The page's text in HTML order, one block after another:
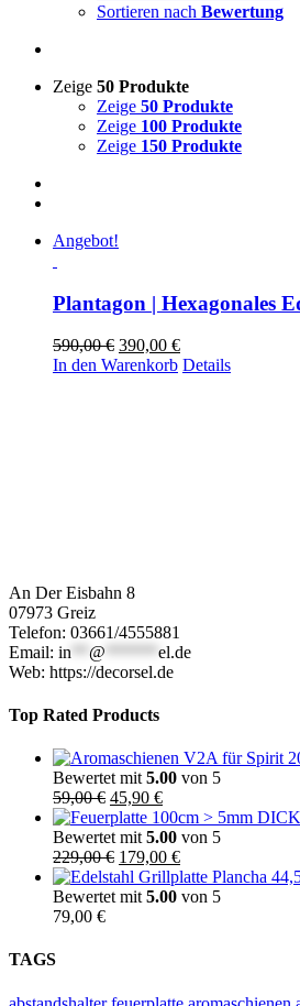
Sortieren nach Bewertung
Zeige 50 Produkte
Zeige 50 Produkte
Zeige 100 Produkte
Zeige 150 Produkte
Angebot!
Plantagon | Hexagonales
590,00€ Ursprünglicher
Preis
390,00 €Aktueller
Preis
In den Warenkorb Details
An Der Eisbahn 8
07973 Greiz
Telefon: 03661/4555881
Email: in @
el.de
Web: https://decorsel.de
Top Rated Products
Bewertet mit 5.00 von 5
59,00€ Ursprünglicher
Preis
war:
59,00 €
45,90 €Aktueller
Preis
ist:
45,90 €.
Bewertet mit 5.00 von 5
229,00€ Ursprünglicher
Preis
war:
179,00 €Aktueller
Preis
ist:
Bewertet mit 5.00 von 5
79,00 €
TAGS